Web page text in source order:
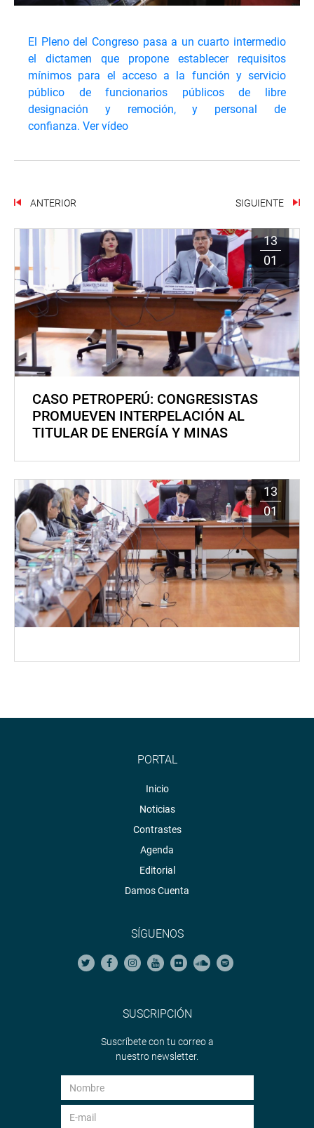
El Pleno del Congreso pasa a un cuarto intermedio
el dictamen que propone establecer requisitos
mínimos para el acceso a la función y servicio
público de funcionarios públicos de libre
designación y remoción, y personal de
confianza. Ver vídeo
ANTERIOR SIGUIENTE
13
01
CASO PETROPERÚ: CONGRESISTAS
PROMUEVEN INTERPELACIÓN AL
TITULAR DE ENERGÍA Y MINAS
13
01
PORTAL
Inicio
Noticias
Contrastes
Agenda
Editorial
Damos Cuenta
SÍGUENOS
SUSCRIPCIÓN
Suscríbete con tu correo a
nuestro newsletter.